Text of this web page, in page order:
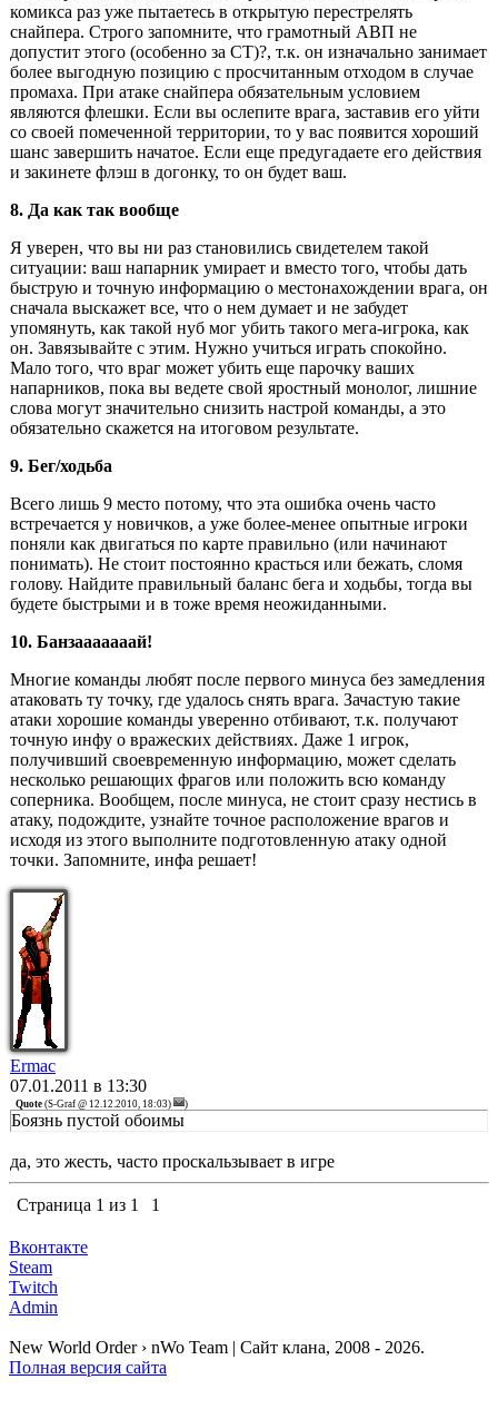
комикса раз уже пытаетесь в открытую перестрелять
снайпера. Строго запомните, что грамотный АВП не
допустит этого (особенно за CT)?, т.к. он изначально занимает
более выгодную позицию с просчитанным отходом в случае
промаха. При атаке снайпера обязательным условием
являются флешки. Если вы ослепите врага, заставив его уйти
со своей помеченной территории, то у вас появится хороший
шанс завершить начатое. Если еще предугадаете его действия
и закинете флэш в догонку, то он будет ваш.
8. Да как так вообще
Я уверен, что вы ни раз становились свидетелем такой
ситуации: ваш напарник умирает и вместо того, чтобы дать
быструю и точную информацию о местонахождении врага, он
сначала выскажет все, что о нем думает и не забудет
упомянуть, как такой нуб мог убить такого мега-игрока, как
он. Завязывайте с этим. Нужно учиться играть спокойно.
Мало того, что враг может убить еще парочку ваших
напарников, пока вы ведете свой яростный монолог, лишние
слова могут значительно снизить настрой команды, а это
обязательно скажется на итоговом результате.
9. Бег/ходьба
Всего лишь 9 место потому, что эта ошибка очень часто
встречается у новичков, а уже более-менее опытные игроки
поняли как двигаться по карте правильно (или начинают
понимать). Не стоит постоянно красться или бежать, сломя
голову. Найдите правильный баланс бега и ходьбы, тогда вы
будете быстрыми и в тоже время неожиданными.
10. Банзааааааай!
Многие команды любят после первого минуса без замедления
атаковать ту точку, где удалось снять врага. Зачастую такие
атаки хорошие команды уверенно отбивают, т.к. получают
точную инфу о вражеских действиях. Даже 1 игрок,
получивший своевременную информацию, может сделать
несколько решающих фрагов или положить всю команду
соперника. Вообщем, после минуса, не стоит сразу нестись в
атаку, подождите, узнайте точное расположение врагов и
исходя из этого выполните подготовленную атаку одной
точки. Запомните, инфа решает!
Ermac
07.01.2011 в 13:30
Quote (S-Graf @ 12.12.2010, 18:03) )
Боязнь пустой обоимы
да, это жесть, часто проскальзывает в игре
Страница 1 из 1 1
Вконтакте
Steam
Twitch
Admin
New World Order › nWo Team | Сайт клана, 2008 - 2026.
Полная версия сайта